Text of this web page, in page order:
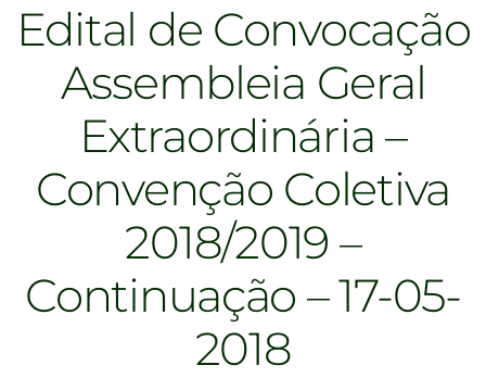
Edital de Convocação
Assembleia Geral
Extraordinária –
Convenção Coletiva
2018/2019 –
Continuação – 17-05-
2018